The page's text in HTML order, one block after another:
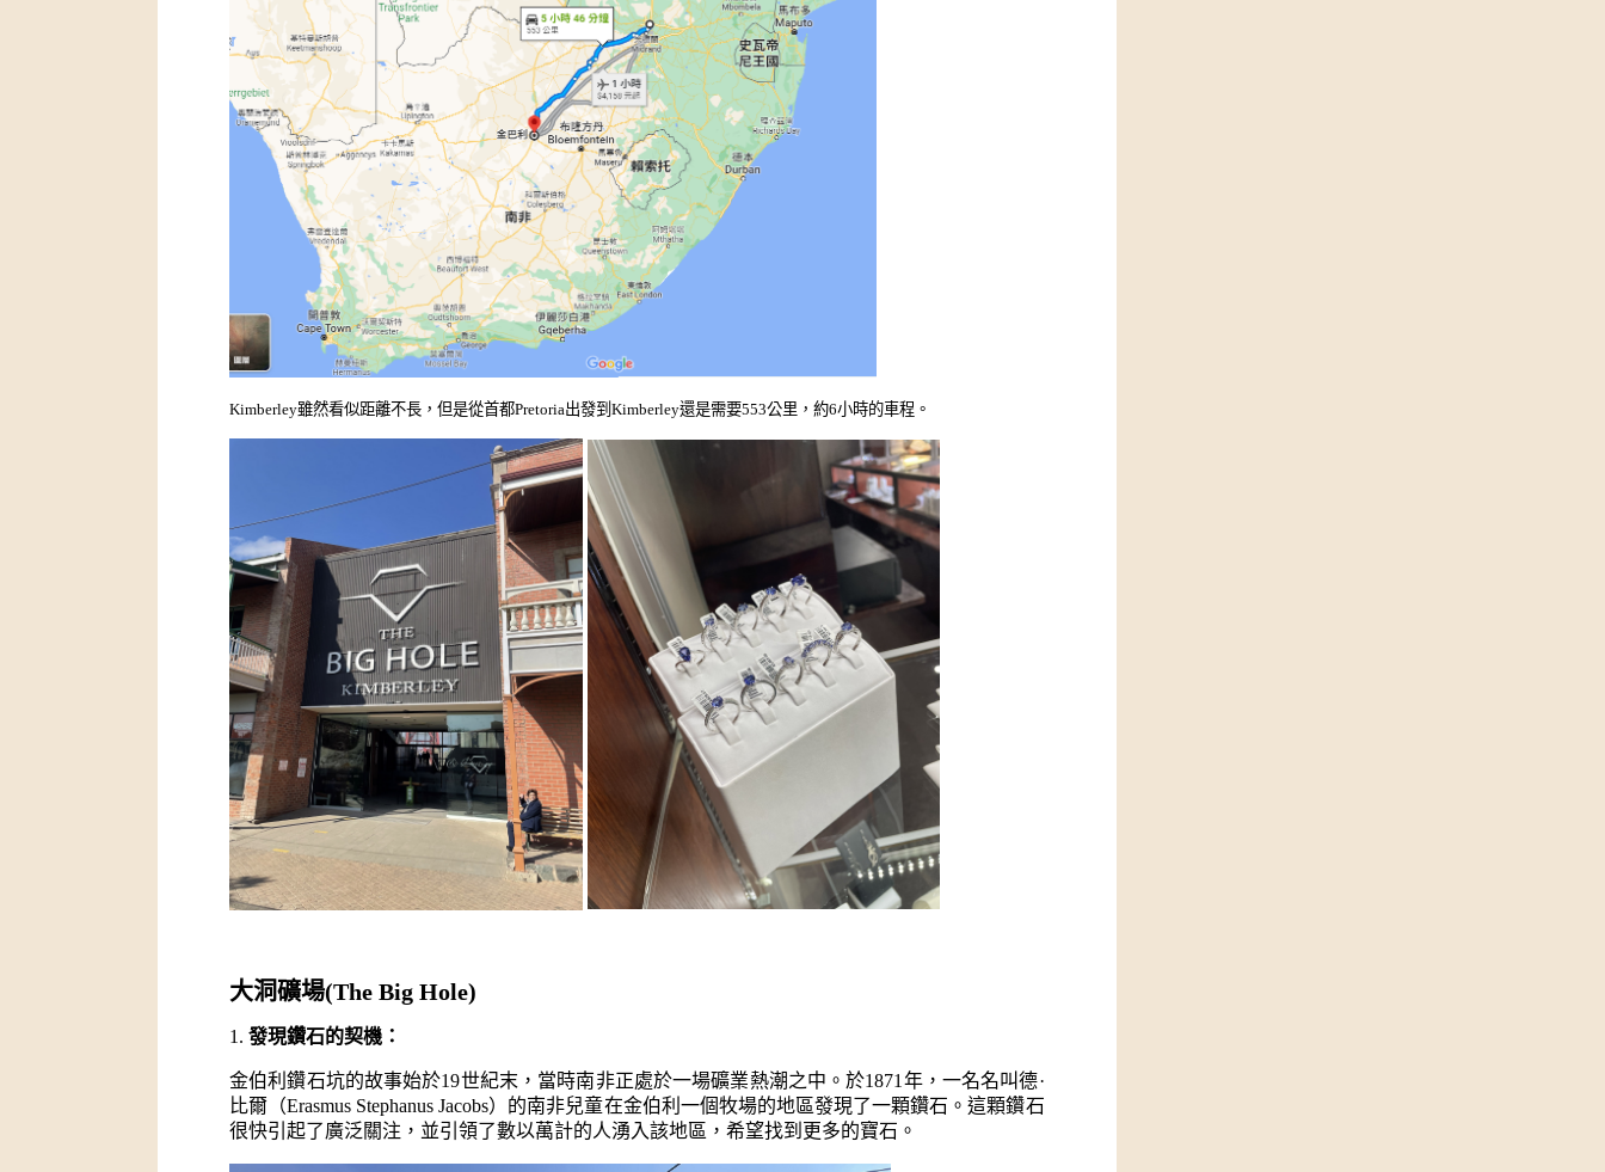
Kimberley雖然看似距離不長，但是從首都Pretoria出發到Kimberley還是需要553公里，約6小時的車程。
大洞礦場(The Big Hole)
1. 發現鑽石的契機：
金伯利鑽石坑的故事始於19世紀末，當時南非正處於一場礦業熱潮之中。於1871年，一名名叫德·
比爾（Erasmus Stephanus Jacobs）的南非兒童在金伯利一個牧場的地區發現了一顆鑽石。這顆鑽石
很快引起了廣泛關注，並引領了數以萬計的人湧入該地區，希望找到更多的寶石。